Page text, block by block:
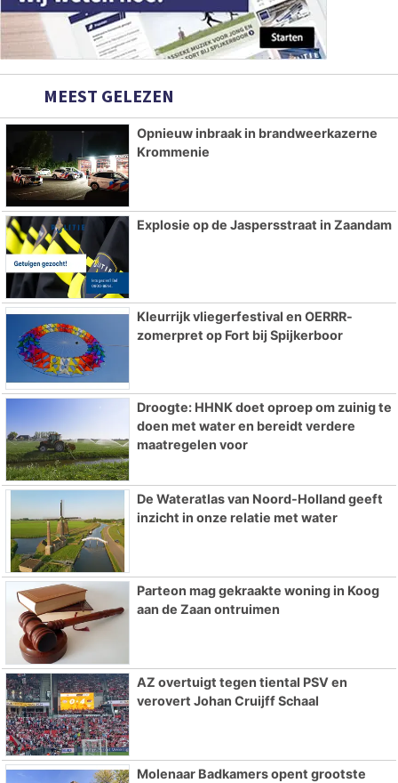
MEEST GELEZEN
Opnieuw inbraak in brandweerkazerne
Krommenie
Explosie op de Jaspersstraat in Zaandam
Kleurrijk vliegerfestival en OERRR-
zomerpret op Fort bij Spijkerboor
Droogte: HHNK doet oproep om zuinig te
doen met water en bereidt verdere
maatregelen voor
De Wateratlas van Noord-Holland geeft
inzicht in onze relatie met water
Parteon mag gekraakte woning in Koog
aan de Zaan ontruimen
AZ overtuigt tegen tiental PSV en
verovert Johan Cruijff Schaal
Molenaar Badkamers opent grootste